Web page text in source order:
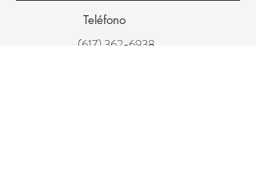
Teléfono
(617) 362-6938